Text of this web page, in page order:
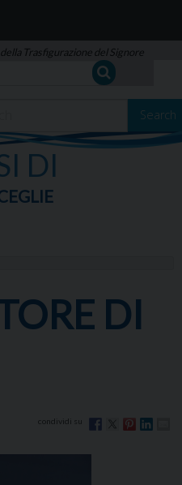
Trasfigurazione del Signore
Search
DI
DI